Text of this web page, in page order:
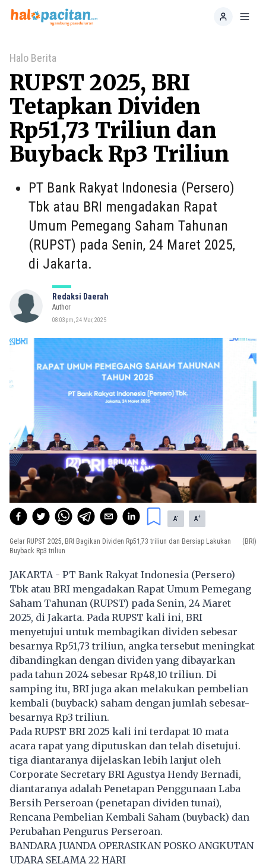
Home
Halo Berita
RUPST 2025, BRI
Tetapkan Dividen
Rp51,73 Triliun dan
Buyback Rp3 Triliun
PT Bank Rakyat Indonesia (Persero)
Tbk atau BRI mengadakan Rapat
Umum Pemegang Saham Tahunan
(RUPST) pada Senin, 24 Maret 2025,
di Jakarta.
Redaksi Daerah
Author
08:03pm, 24 Mar, 2025
A- A+
Gelar RUPST 2025, BRI Bagikan Dividen Rp51,73 triliun dan Bersiap Lakukan
Buyback Rp3 triliun
(BRI)
JAKARTA - PT Bank Rakyat Indonesia (Persero)
Tbk atau BRI mengadakan Rapat Umum Pemegang
Saham Tahunan (RUPST) pada Senin, 24 Maret
2025, di Jakarta. Pada RUPST kali ini, BRI
menyetujui untuk membagikan dividen sebesar
besarnya Rp51,73 triliun, angka tersebut meningkat
dibandingkan dengan dividen yang dibayarkan
pada tahun 2024 sebesar Rp48,10 triliun. Di
samping itu, BRI juga akan melakukan pembelian
kembali (buyback) saham dengan jumlah sebesar-
besarnya Rp3 triliun.
Pada RUPST BRI 2025 kali ini terdapat 10 mata
acara rapat yang diputuskan dan telah disetujui.
tiga diantaranya dijelaskan lebih lanjut oleh
Corporate Secretary BRI Agustya Hendy Bernadi,
diantaranya adalah Penetapan Penggunaan Laba
Bersih Perseroan (penetapan dividen tunai),
Rencana Pembelian Kembali Saham (buyback) dan
Perubahan Pengurus Perseroan.
BANDARA JUANDA OPERASIKAN POSKO ANGKUTAN
UDARA SELAMA 22 HARI